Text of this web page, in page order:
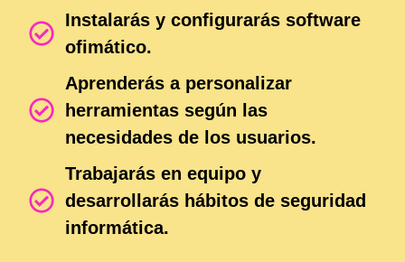
Instalarás y configurarás software
ofimático.
Aprenderás a personalizar
herramientas según las
necesidades de los usuarios.
Trabajarás en equipo y
desarrollarás hábitos de seguridad
informática.